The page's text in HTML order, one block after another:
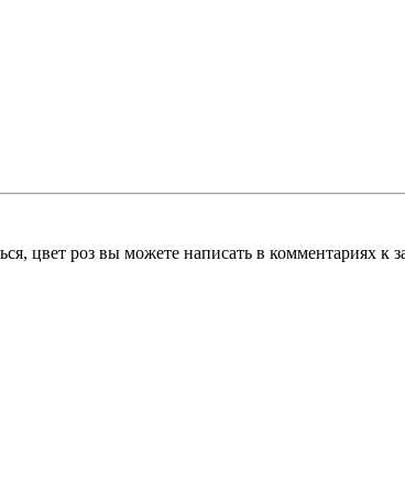
цвет роз вы можете написать в комментариях к